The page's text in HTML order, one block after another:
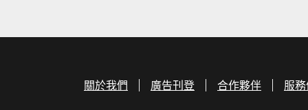
關於我們 廣告刊登 合作夥伴 服